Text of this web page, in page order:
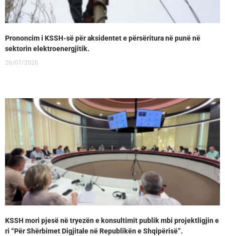
Prononcim i KSSH-së për aksidentet e përsëritura në punë në
sektorin elektroenergjitik.
26/07/2026
KSSH mori pjesë në tryezën e konsultimit publik mbi projektligjin e
ri “Për Shërbimet Digjitale në Republikën e Shqipërisë”.